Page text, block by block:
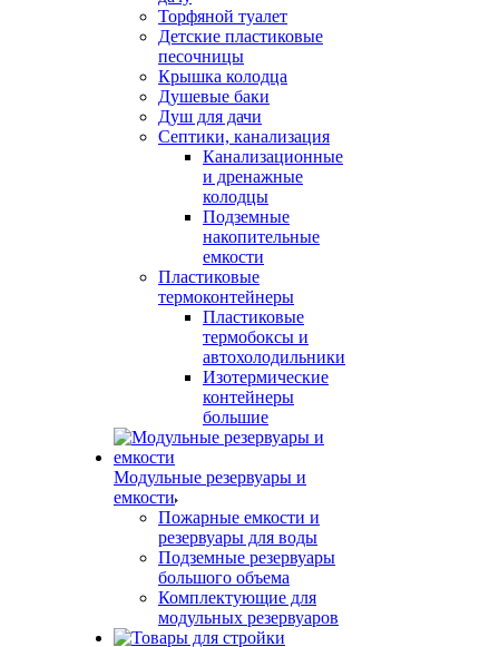
Торфяной туалет
Детские пластиковые
песочницы
Крышка колодца
Душевые баки
Душ для дачи
Септики, канализация
Канализационные
и дренажные
колодцы
Подземные
накопительные
емкости
Пластиковые
термоконтейнеры
Пластиковые
термобоксы и
автохолодильники
Изотермические
контейнеры
большие
Модульные резервуары и
емкости
Пожарные емкости и
резервуары для воды
Подземные резервуары
большого объема
Комплектующие для
модульных резервуаров